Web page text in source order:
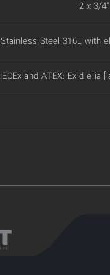
2 x 3/
Stainless Steel 316L with
IECEx and ATEX: Ex d e ia